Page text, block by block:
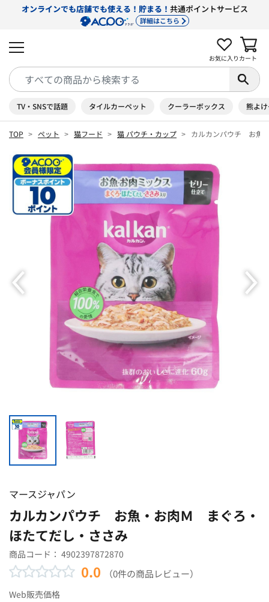
オンラインでも店舗でも使える！貯まる！ 共通ポイントサービス
詳細はこちら
お気に入り カート
TV・SNSで話題 タイルカーペット クーラーボックス 熊よ
TOP ペット 猫フード 猫 パウチ・カップ カルカンパウチ お魚
マースジャパン
カルカンパウチ お魚・お肉Ｍ まぐろ・
ほたてだし・ささみ
商品コード： 4902397872870
0.0 （0件の商品レビュー）
Web販売価格